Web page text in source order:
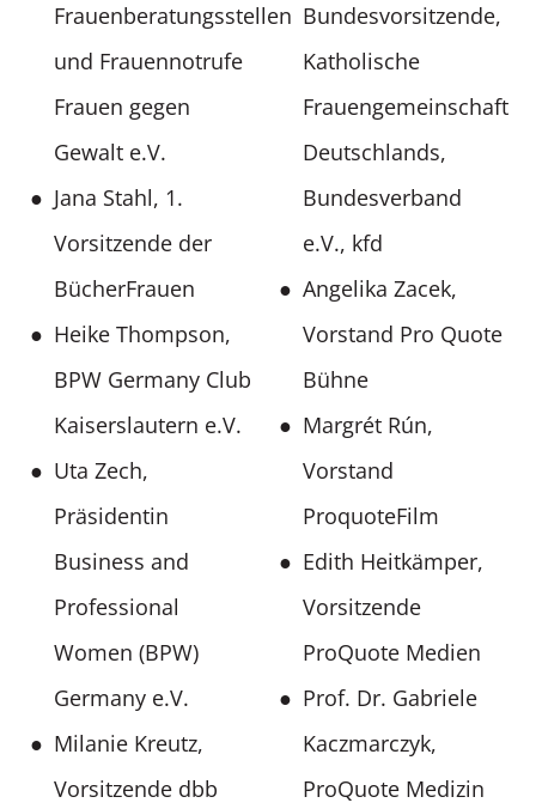
Frauenberatungsstellen
und Frauennotrufe
Frauen gegen
Gewalt e.V.
Jana Stahl, 1.
Vorsitzende der
BücherFrauen
Heike Thompson,
BPW Germany Club
Kaiserslautern e.V.
Uta Zech,
Präsidentin
Business and
Professional
Women (BPW)
Germany e.V.
Milanie Kreutz,
Vorsitzende dbb
Bundesvorsitzende,
Katholische
Frauengemeinschaft
Deutschlands,
Bundesverband
e.V., kfd
Angelika Zacek,
Vorstand Pro Quote
Bühne
Margrét Rún,
Vorstand
ProquoteFilm
Edith Heitkämper,
Vorsitzende
ProQuote Medien
Prof. Dr. Gabriele
Kaczmarczyk,
ProQuote Medizin